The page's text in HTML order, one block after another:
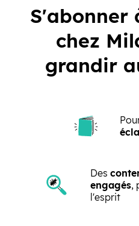
S'abonner
chez
grandir
Des
engagés,
l'esprit